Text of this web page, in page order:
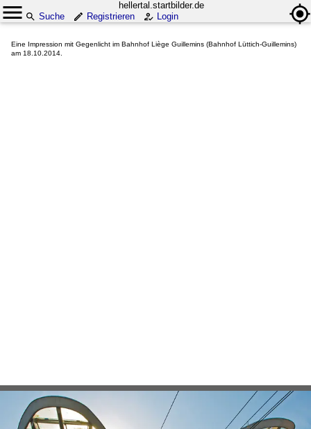
hellertal.startbilder.de
Suche
Registrieren Login
Eine Impression mit Gegenlicht im Bahnhof Liège Guillemins (Bahnhof Lüttich-Guillemins)
am 18.10.2014.